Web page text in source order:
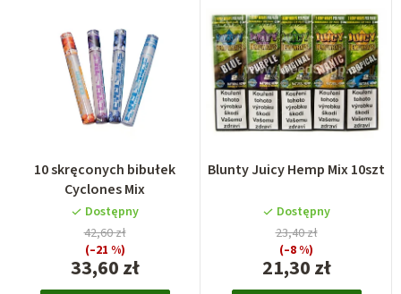
10 skręconych bibułek
Cyclones Mix
Dostępny
33,60 zł
42,60 zł
(–21 %)
Blunty Juicy Hemp Mix 10szt
Dostępny
21,30 zł
23,40 zł
(–8 %)